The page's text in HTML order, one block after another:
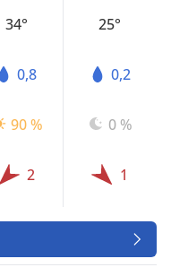
34°
0,8
90 %
2
25°
0,2
0 %
1